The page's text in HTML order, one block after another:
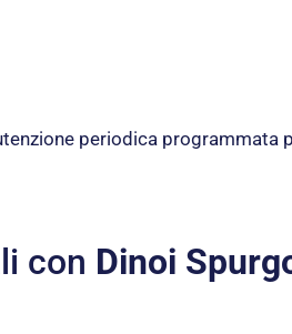
periodica programmata
con Dinoi